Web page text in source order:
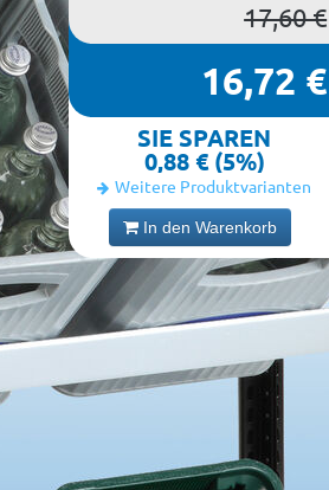
17,60 €
16,72 €
SIE SPAREN
0,88 € (5%)
Weitere Produktvarianten
In den Warenkorb